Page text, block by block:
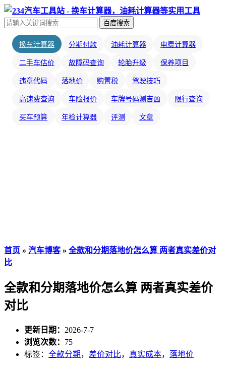
百度搜索
换车计算器 分期付款 油耗计算器 电费计算器
二手车估价 故障码查询 轮胎升级 保养项目
违章代码 落地价 购置税 驾驶技巧
高速费查询 车险报价 车牌号码测吉凶 限行查询
买车预算 年检计算器 评测 文章
首页 » 汽车博客» 全款和分期落地价怎么算 两者真实差价对
比
全款和分期落地价怎么算 两者真实差价
对比
更新日期： 2026-7-7
浏览次数： 75
标签： 全款分期 ， 差价对比， 真实成本， 落地价